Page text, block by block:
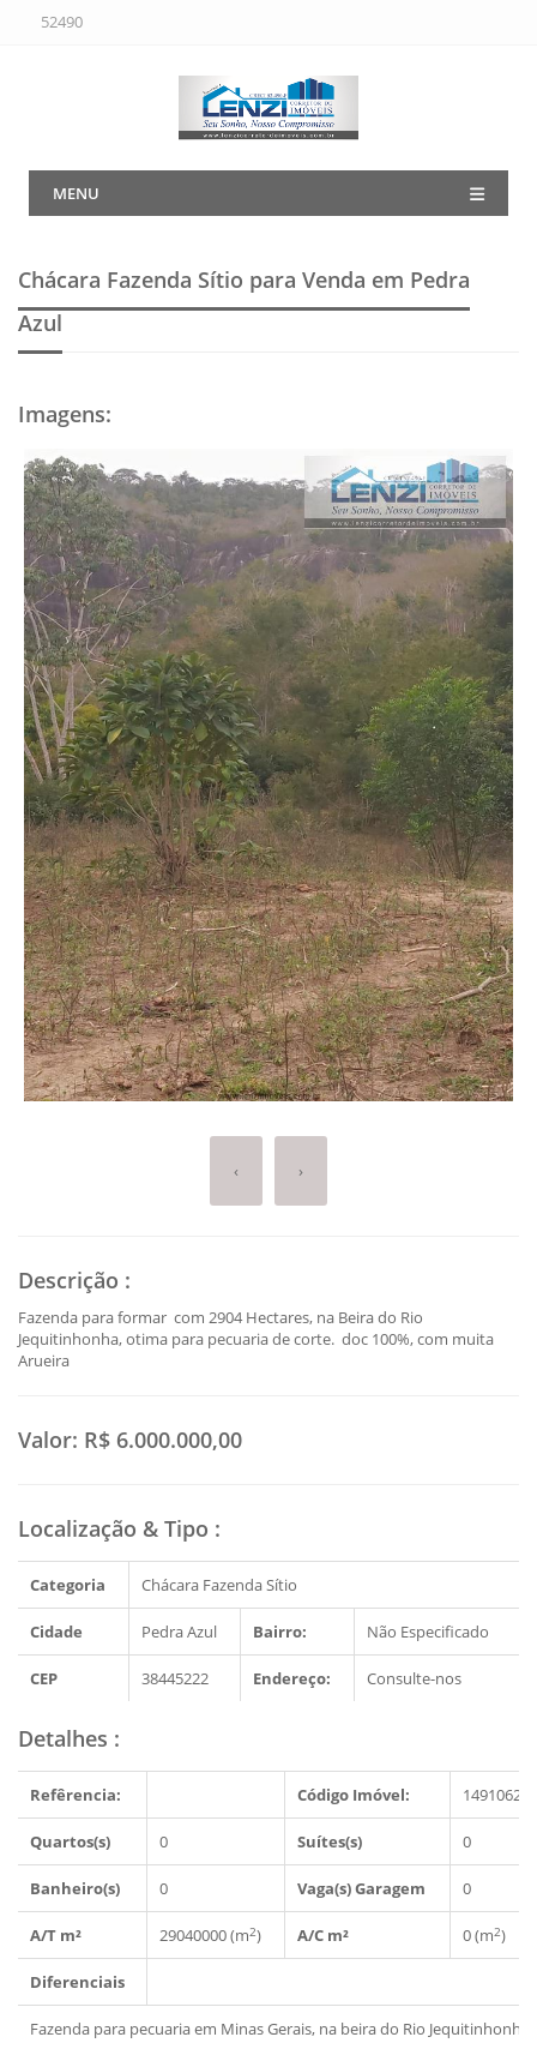
52490
MENU
Chácara Fazenda Sítio para Venda em Pedra
Azul
Imagens:
‹ ›
Descrição :
Fazenda para formar com 2904 Hectares, na Beira do Rio
Jequitinhonha, otima para pecuaria de corte. doc 100%, com muita
Arueira
Valor: R$ 6.000.000,00
Localização & Tipo :
Categoria Chácara Fazenda Sítio
Cidade Pedra Azul Bairro: Não Especificado
CEP 38445222 Endereço: Consulte-nos
Detalhes :
Refêrencia: Código Imóvel: 1491062
Quartos(s) 0 Suítes(s) 0
Banheiro(s) 0 Vaga(s) Garagem 0
A/T m² 29040000 (m2) A/C m² 0 (m2)
Diferenciais
Fazenda para pecuaria em Minas Gerais, na beira do Rio Jequitinhonha